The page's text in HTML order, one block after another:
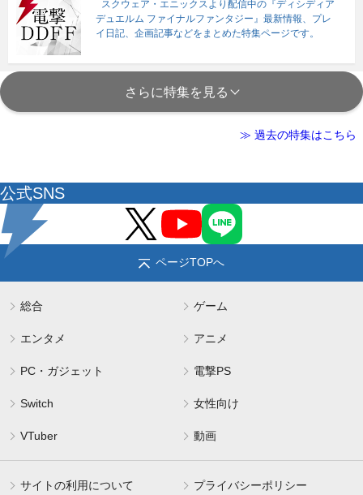
スクウェア・エニックスより配信中の『ディシディア
デュエルム ファイナルファンタジー』最新情報、プレ
イ日記、企画記事などをまとめた特集ページです。
さらに特集を見る
≫ 過去の特集はこちら
公式SNS
ページTOPへ
総合 ゲーム
エンタメ アニメ
PC・ガジェット 電撃PS
Switch 女性向け
VTuber 動画
サイトの利用について プライバシーポリシー